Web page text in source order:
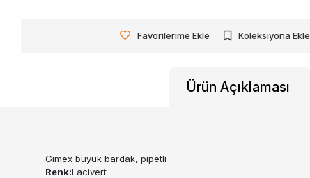
Favorilerime Ekle Koleksiyona Ekle
Ürün Açıklaması
Gimex büyük bardak, pipetli
Renk:Lacivert